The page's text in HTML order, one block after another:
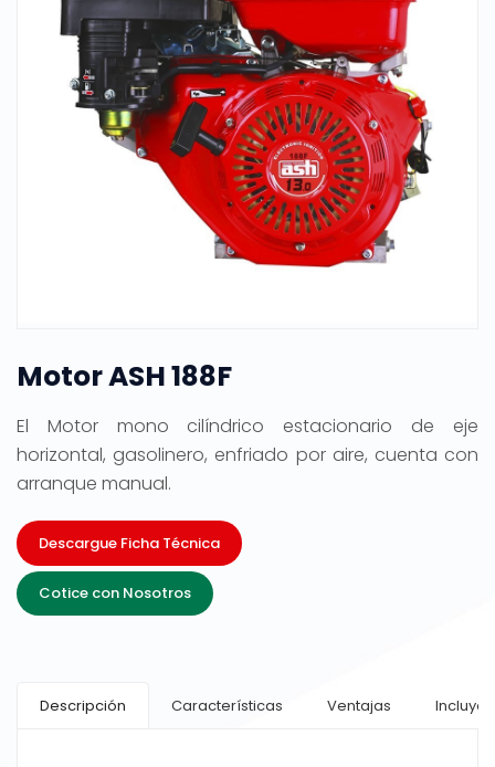
Motor ASH 188F
El Motor mono cilíndrico estacionario de eje
horizontal, gasolinero, enfriado por aire, cuenta con
arranque manual.
Descargue Ficha Técnica
Cotice con Nosotros
Descripción Características Ventajas Incluye